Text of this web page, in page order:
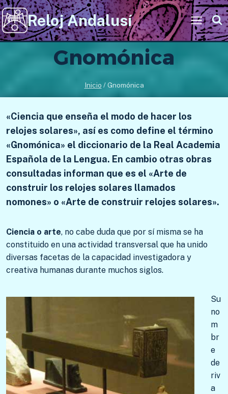
Saltar
al
contenido
Reloj Andalusí
Gnomónica
Inicio / Gnomónica
«Ciencia que enseña el modo de hacer los
relojes solares», así es como define el término
«Gnomónica» el diccionario de la Real Academia
Española de la Lengua. En cambio otras obras
consultadas informan que es el «Arte de
construir los relojes solares llamados
nomones» o «Arte de construir relojes solares».
Ciencia o arte, no cabe duda que por sí misma se ha
constituido en una actividad transversal que ha unido
diversas facetas de la capacidad investigadora y
creativa humanas durante muchos siglos.
Su
no
m
br
e
de
riv
a